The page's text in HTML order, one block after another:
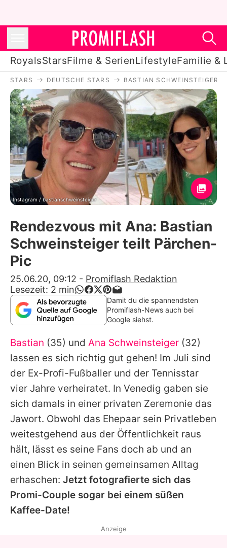
RoyalsStarsFilme & SerienLifestyleFamilie &
Royals
Stars
Filme & Serien
Lifestyle
Familie & Liebe
Promiflash Exklusiv
Alle Themen auf Promiflash
App runterladen
Team
Redaktionelle Richtlinien
Impressum
Datenschutzerklärung
Nutzungsbedingungen
Utiq verwalten
STARS DEUTSCHE STARS BASTIAN SCHWEINSTEIGER
Instagram / bastianschweinsteiger
Rendezvous mit Ana: Bastian
Schweinsteiger teilt Pärchen-
Pic
25.06.20, 09:12 - Promiflash Redaktion
Lesezeit: 2 min
Damit du die spannendsten
Promiflash-News auch bei
Google siehst.
Bastian (35) und Ana Schweinsteiger (32)
lassen es sich richtig gut gehen! Im Juli sind
der Ex-Profi-Fußballer und der Tennisstar
vier Jahre verheiratet. In Venedig gaben sie
sich damals in einer privaten Zeremonie das
Jawort. Obwohl das Ehepaar sein Privatleben
weitestgehend aus der Öffentlichkeit raus
hält, lässt es seine Fans doch ab und an
einen Blick in seinen gemeinsamen Alltag
erhaschen: Jetzt fotografierte sich das
Promi-Couple sogar bei einem süßen
Kaffee-Date!
Anzeige